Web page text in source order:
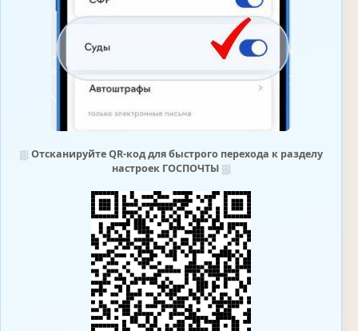
⛆ Отсканируйте QR-код для быстрого перехода к разделу
настроек ГОСПОЧТЫ⛆